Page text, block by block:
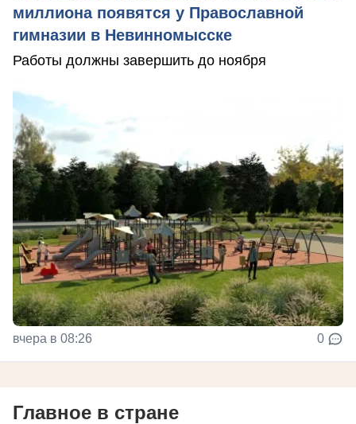
миллиона появятся у Православной
гимназии в Невинномысске
Работы должны завершить до ноября
вчера в 08:26 0
Главное в стране